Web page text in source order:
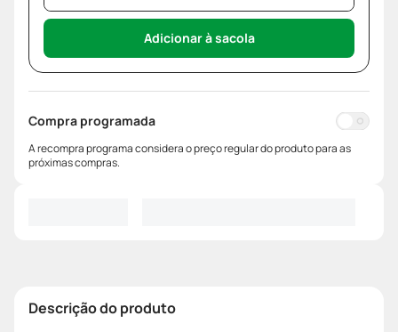
Adicionar à sacola
Compra programada
A recompra programa considera o preço regular do produto para as
próximas compras.
Descrição do produto